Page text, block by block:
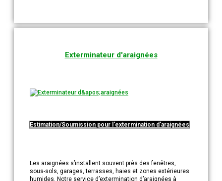
Exterminateur d'araignées
Estimation/Soumission pour l'extermination d'araignées
Les araignées s’installent souvent près des fenêtres,
sous-sols, garages, terrasses, haies et zones extérieures
humides. Notre service d’extermination d’araignées à